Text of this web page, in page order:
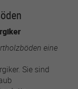
the last time
personalized
eine
Sie sind